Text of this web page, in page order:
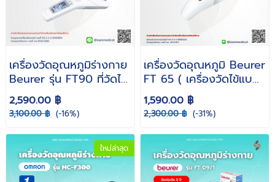
เครื่องวัดอุณหภูมิร่างกาย
Beurer รุ่น FT90 ที่วัดไข้
แบบไม่สัมผัส
2,590.00 ฿
3,100.00 ฿ (-16%)
เครื่องวัดอุณหภูมิ Beurer
FT 65 ( เครื่องวัดไข้แบบ
ยิงหน้าผาก วัดไข้ ที่วัดไข้
ทางหู เครื่องมือวัด
อุณหภูมิ วัดไข้เด็ก ) รับ
ประกัน 5 ปี
1,590.00 ฿
2,300.00 ฿ (-31%)
ใหม่ล่าสุด